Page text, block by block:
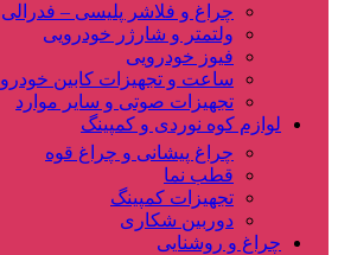
چراغ و فلاشر پلیسی – فدرالی
ولتمتر و شارژر خودرویی
فیوز خودرویی
ساعت و تجهیزات کابین خودرو
تجهیزات صوتی و سایر موارد
لوازم کوه نوردی و کمپینگ
چراغ پیشانی و چراغ قوه
قطب نما
تجهیزات کمپینگ
دوربین شکاری
چراغ و روشنایی